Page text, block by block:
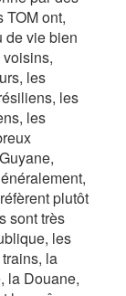
TOM ont,
de vie bien
les
les
les
plutôt
sont très
les
la
la Douane,